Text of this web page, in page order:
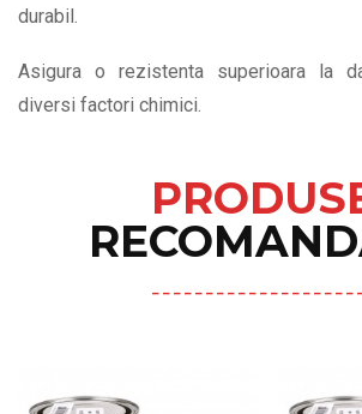
durabil.
Asigura o rezistenta superioara la
diversi factori chimici.